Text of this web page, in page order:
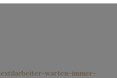
warten-immer-